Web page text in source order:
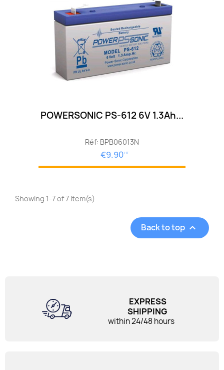
POWERSONIC PS-612 6V 1.3Ah...
Réf: BPB06013N
€9.90 HT
Showing 1-7 of 7 item(s)
Back to top 
EXPRESS
SHIPPING
within 24/48 hours